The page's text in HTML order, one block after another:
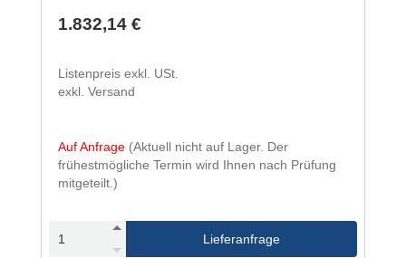
1.832,14 €
Listenpreis exkl. USt.
exkl. Versand
Auf Anfrage (Aktuell nicht auf Lager. Der
frühestmögliche Termin wird Ihnen nach Prüfung
mitgeteilt.)
Lieferanfrage